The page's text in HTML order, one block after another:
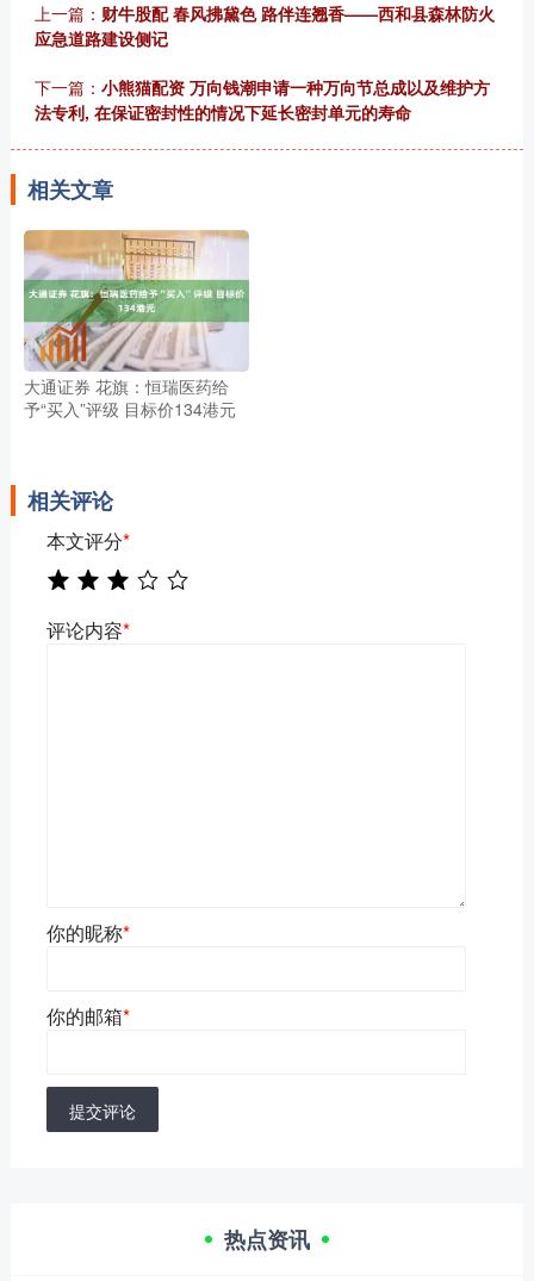
上一篇： 财牛股配 春风拂黛色 路伴连翘香——西和县森林防火
应急道路建设侧记
下一篇： 小熊猫配资 万向钱潮申请一种万向节总成以及维护方
法专利, 在保证密封性的情况下延长密封单元的寿命
相关文章
大通证券 花旗：恒瑞医药给
予“买入”评级 目标价134港元
相关评论
本文评分*
评论内容*
你的昵称*
你的邮箱*
提交评论
热点资讯